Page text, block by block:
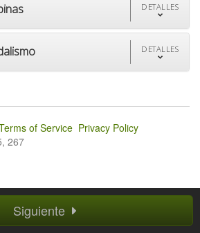
DETALLES
DETALLES
Siguiente
of Service Privacy Policy
267